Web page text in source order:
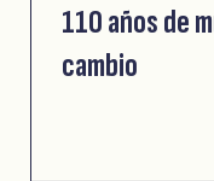
110 años de
cambio